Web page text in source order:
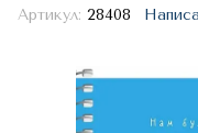
Артикул: 28408